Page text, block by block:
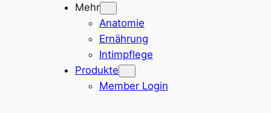
Mehr
Anatomie
Ernährung
Intimpflege
Produkte
Member Login